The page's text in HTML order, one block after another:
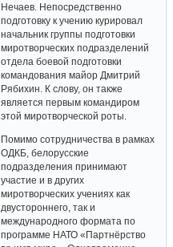
Нечаев. Непосредственно
подготовку к учению курировал
начальник группы подготовки
миротворческих подразделений
отдела боевой подготовки
командования майор Дмитрий
Рябихин. К слову, он также
является первым командиром
этой миротворческой роты.
Помимо сотрудничества в рамках
ОДКБ, белорусские
подразделения принимают
участие и в других
миротворческих учениях как
двустороннего, так и
международного формата по
программе НАТО «Партнёрство